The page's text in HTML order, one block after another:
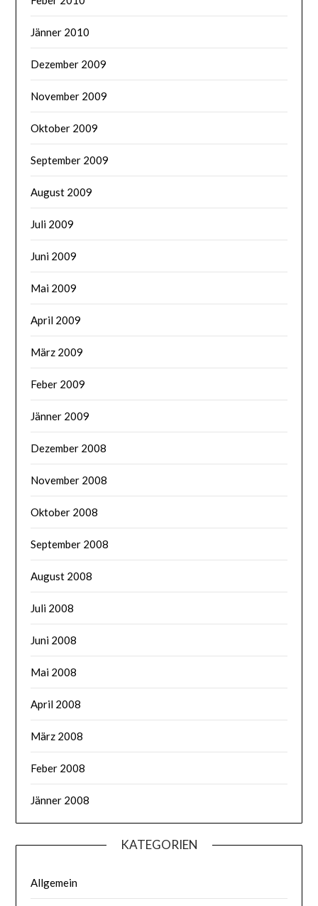
Jänner 2010
Dezember 2009
November 2009
Oktober 2009
September 2009
August 2009
Juli 2009
Juni 2009
Mai 2009
April 2009
März 2009
Feber 2009
Jänner 2009
Dezember 2008
November 2008
Oktober 2008
September 2008
August 2008
Juli 2008
Juni 2008
Mai 2008
April 2008
März 2008
Feber 2008
Jänner 2008
KATEGORIEN
Allgemein